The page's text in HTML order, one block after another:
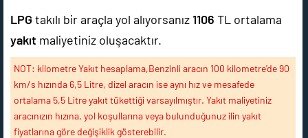
LPG takılı bir araçla yol alıyorsanız1106 TL ortalama
yakıt maliyetiniz oluşacaktır.
NOT: kilometre Yakıt hesaplama,Benzinli aracın 100 kilometre'de 90
km/s hızında 6,5 Litre, dizel aracın ise aynı hız ve mesafede
ortalama 5,5 Litre yakıt tükettiği varsayılmıştır. Yakıt maliyetiniz
aracınızın hızına, yol koşullarına veya bulunduğunuz ilin yakıt
fiyatlarına göre değişiklik gösterebilir.